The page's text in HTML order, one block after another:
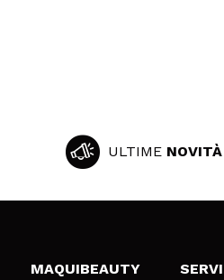
ULTIME NOVITÀ
MAQUIBEAUTY